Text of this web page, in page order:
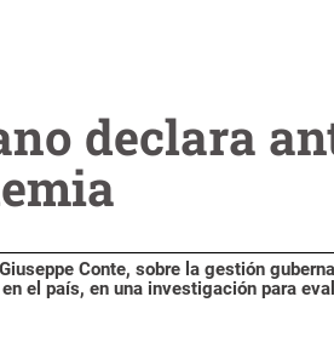
declara
Conte, sobre la gestión
el país, en una investigación para